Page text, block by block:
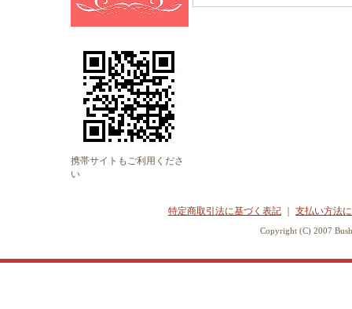
携帯サイトもご利用くださ
い
特定商取引法に基づく表記 支払い方法
Copyright (C) 2007